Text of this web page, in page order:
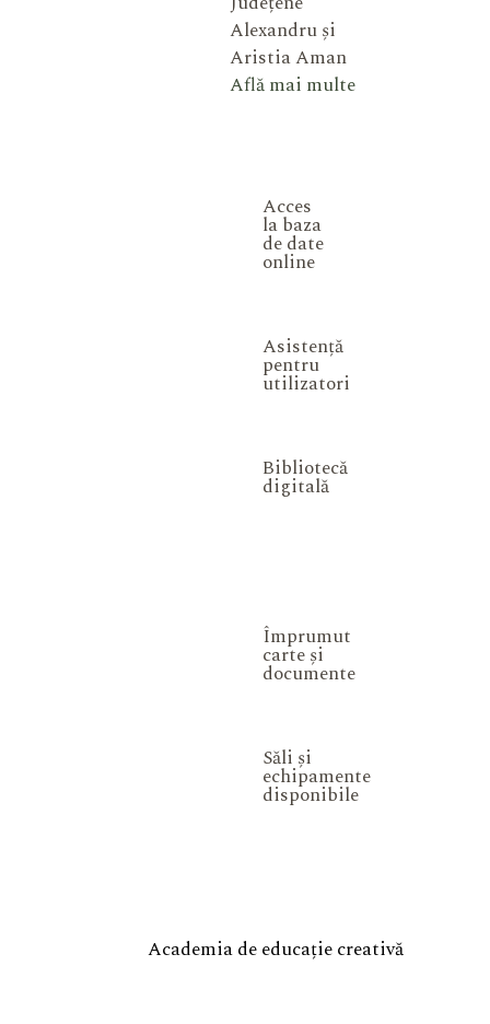
Alexandru și
Aristia Aman
Află mai multe
Acces
la baza
de date
online
Asistență
pentru
utilizatori
Bibliotecă
digitală
Împrumut
carte și
documente
Săli și
echipamente
disponibile
Academia de educație creativă